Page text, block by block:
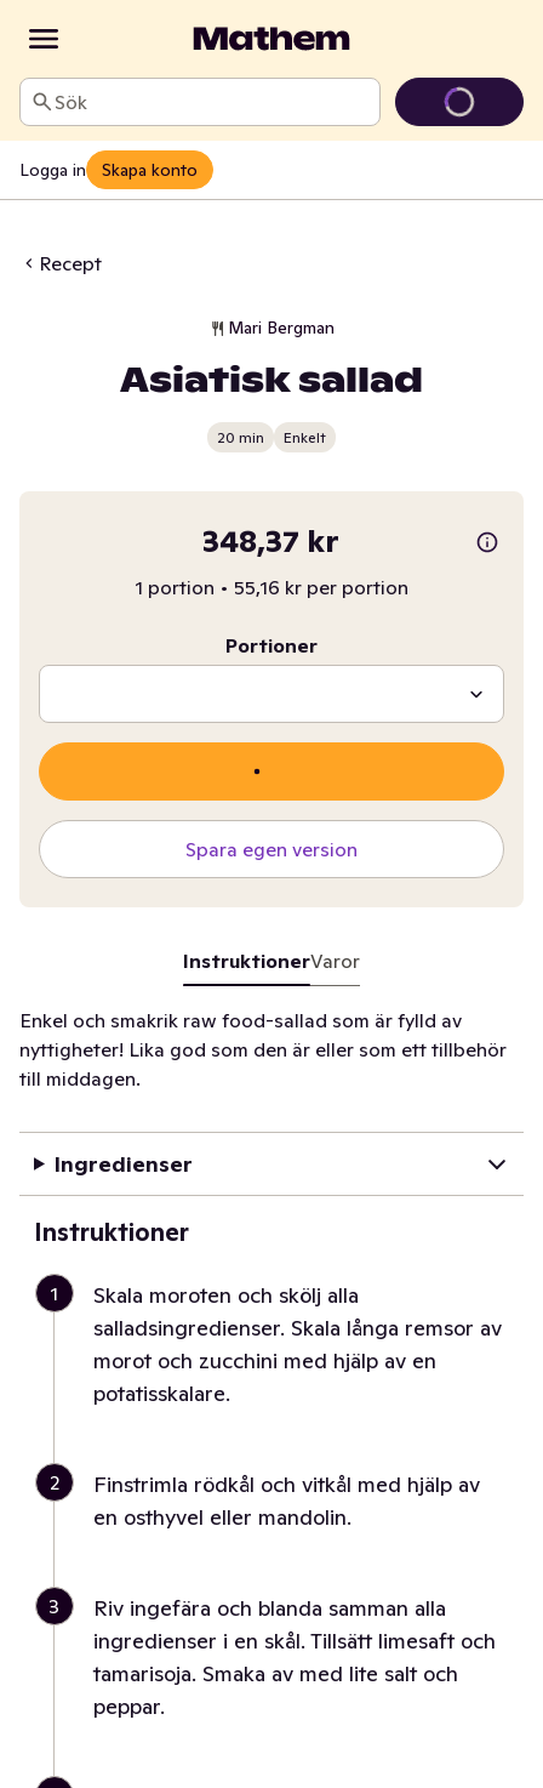
Sök
Logga in Skapa konto
Recept
Mari Bergman
Asiatisk sallad
20 min Enkelt
348,37 kr
1 portion • 55,16 kr per portion
Portioner
Spara egen version
InstruktionerVaror
Enkel och smakrik raw food-sallad som är fylld av
nyttigheter! Lika god som den är eller som ett tillbehör
till middagen.
Ingredienser
Instruktioner
1
Skala moroten och skölj alla
salladsingredienser. Skala långa remsor av
morot och zucchini med hjälp av en
potatisskalare.
2
Finstrimla rödkål och vitkål med hjälp av
en osthyvel eller mandolin.
3
Riv ingefära och blanda samman alla
ingredienser i en skål. Tillsätt limesaft och
tamarisoja. Smaka av med lite salt och
peppar.